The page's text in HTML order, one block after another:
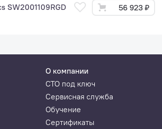
SW2001109RGD
56 923 ₽
О компании
СТО под ключ
Сервисная служба
Обучение
Сертификаты